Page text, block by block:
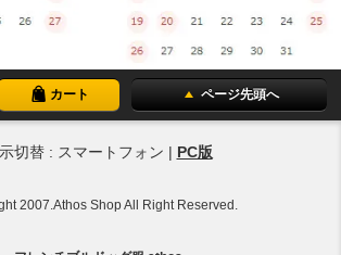
カート ページ先頭へ
切替 : スマートフォン | PC版
2007.Athos Shop All Right Reserved.